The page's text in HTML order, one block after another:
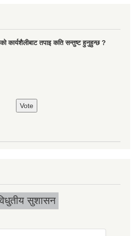
कार्यशैलीबाट तपाइ कति सन्तुष्ट हुनुहुन्छ ?
सुशासन